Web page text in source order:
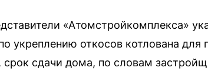
«Атомстройкомплекса»
укреплению откосов котлована для
сдачи дома, по словам